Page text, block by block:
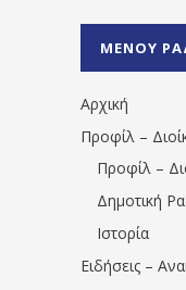
ΜΕΝΟΥ
Αρχική
Προφίλ –
Προφίλ –
Δημοτική
Ιστορία
Ειδήσεις –